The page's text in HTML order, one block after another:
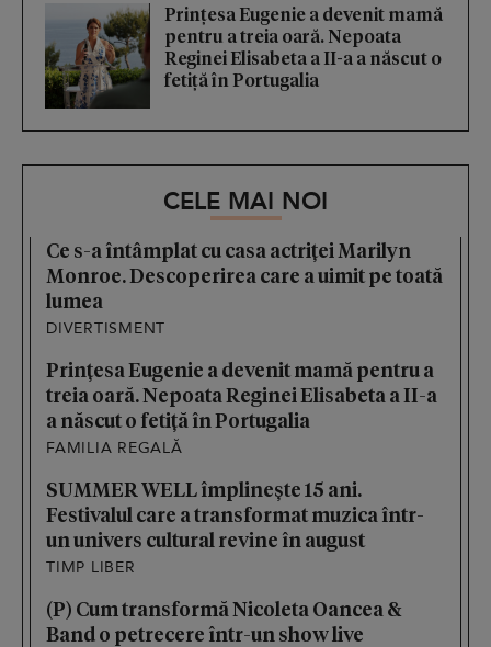
Prințesa Eugenie a devenit mamă
pentru a treia oară. Nepoata
Reginei Elisabeta a II-a a născut o
fetiță în Portugalia
CELE MAI NOI
Ce s-a întâmplat cu casa actriței Marilyn
Monroe. Descoperirea care a uimit pe toată
lumea
DIVERTISMENT
Prințesa Eugenie a devenit mamă pentru a
treia oară. Nepoata Reginei Elisabeta a II-a
a născut o fetiță în Portugalia
FAMILIA REGALĂ
SUMMER WELL împlinește 15 ani.
Festivalul care a transformat muzica într-
un univers cultural revine în august
TIMP LIBER
(P) Cum transformă Nicoleta Oancea &
Band o petrecere într-un show live